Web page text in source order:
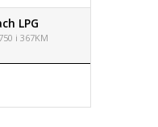
LPG
i 367KM